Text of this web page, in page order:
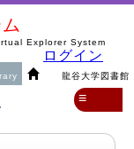
Explorer System
龍谷大学図書館
ログイン
≡